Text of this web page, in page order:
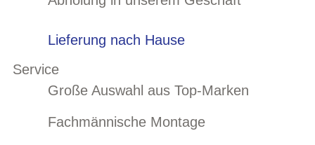
Lieferung nach Hause
Service
Große Auswahl aus Top-Marken
Fachmännische Montage